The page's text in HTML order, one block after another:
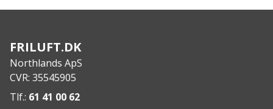
vandafvisende og er designet med en ekstra høj
ærmerne til militær brug, elastiske manchetter til
tommelfingerløkker og en indvendig brystlomme
til opbevaring af mindre genstande. Softie jakke 6
er perfekt til brug i efteråret, de milde vinterdage
FRILUFT.DK
Northlands ApS
CVR: 35545905
Tlf.: 61 41 00 62